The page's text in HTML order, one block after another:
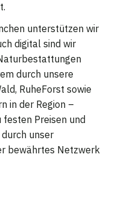
unterstützen wir
digital sind wir
durch unsere
RuheForst sowie
in der Region –
Preisen und
unser
bewährtes Netzwerk